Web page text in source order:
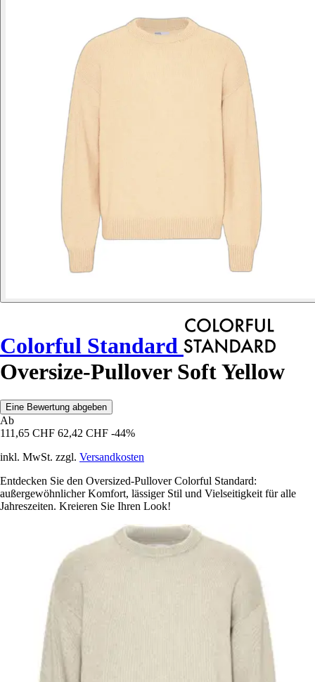
Colorful Standard
Oversize-Pullover Soft Yellow
Eine Bewertung abgeben
Ab
111,65 CHF 62,42 CHF -44%
inkl. MwSt. zzgl. Versandkosten
Entdecken Sie den Oversized-Pullover Colorful Standard:
außergewöhnlicher Komfort, lässiger Stil und Vielseitigkeit für alle
Jahreszeiten. Kreieren Sie Ihren Look!